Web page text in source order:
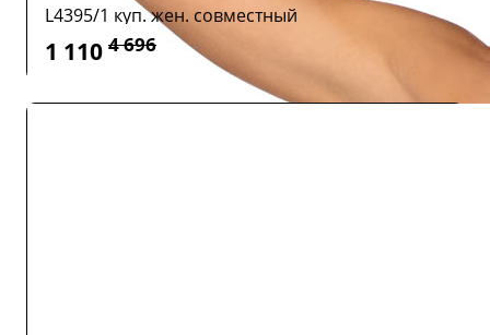
L4395/1 куп. жен. совместный
1 110 4 696